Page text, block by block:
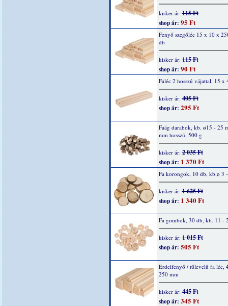
kisker ár:115 Ft
shop ár: 95 Ft
Fenyő szegőléc 15 x 10 x
db
kisker ár:115 Ft
shop ár: 90 Ft
Faléc 2 hosszú vájattal, 15 x
kisker ár:405 Ft
shop ár: 295 Ft
Faág darabok, kb. ø15 - 25
mm hosszú, 500 g
kisker ár:2 035 Ft
shop ár: 1 370 Ft
Fa korongok, 10 db, kb.ø 3
kisker ár:1 625 Ft
shop ár: 1 340 Ft
Fa gombok, 30 db, kb. 11 -
kisker ár:1 015 Ft
shop ár: 505 Ft
Erdeifenyő / tűlevelű fa léc,
250 mm
kisker ár:445 Ft
shop ár: 345 Ft